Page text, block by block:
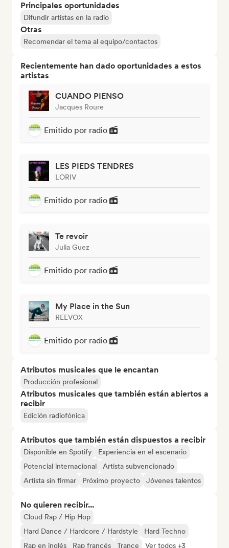
Principales oportunidades
Difundir artistas en la radio
Otras
Recomendar el tema al equipo/contactos
Recientemente han dado oportunidades a estos
artistas
CUANDO PIENSO
Jacques Roure
Emitido por radio
LES PIEDS TENDRES
LORIV
Emitido por radio
Te revoir
Julia Guez
Emitido por radio
My Place in the Sun
REEVOX
Emitido por radio
Atributos musicales que le encantan
Producción profesional
Atributos musicales que también están abiertos a
recibir
Edición radiofónica
Atributos que también están dispuestos a recibir
Disponible en Spotify
Experiencia en el escenario
Potencial internacional
Artista subvencionado
Artista sin firmar
Próximo proyecto Jóvenes talentos
No quieren recibir...
Cloud Rap / Hip Hop
Hard Dance / Hardcore / Hardstyle
Hard Techno
Rap en inglés
Rap francés Trance Ver todos +3